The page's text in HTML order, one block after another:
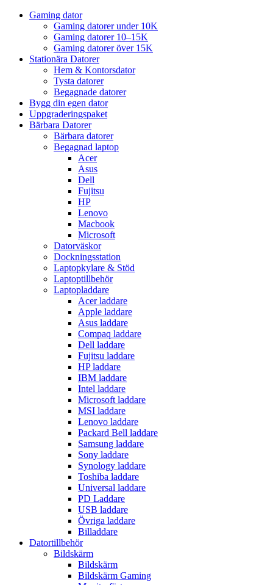
Gaming dator
Gaming datorer under 10K
Gaming datorer 10–15K
Gaming datorer över 15K
Stationära Datorer
Hem & Kontorsdator
Tysta datorer
Begagnade datorer
Bygg din egen dator
Uppgraderingspaket
Bärbara Datorer
Bärbara datorer
Begagnad laptop
Acer
Asus
Dell
Fujitsu
HP
Lenovo
Macbook
Microsoft
Datorväskor
Dockningsstation
Laptopkylare & Stöd
Laptoptillbehör
Laptopladdare
Acer laddare
Apple laddare
Asus laddare
Compaq laddare
Dell laddare
Fujitsu laddare
HP laddare
IBM laddare
Intel laddare
Microsoft laddare
MSI laddare
Lenovo laddare
Packard Bell laddare
Samsung laddare
Sony laddare
Synology laddare
Toshiba laddare
Universal laddare
PD Laddare
USB laddare
Övriga laddare
Billaddare
Datortillbehör
Bildskärm
Bildskärm
Bildskärm Gaming